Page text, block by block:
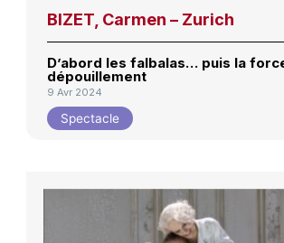
BIZET, Carmen – Zurich
D’abord les falbalas… puis la
dépouillement
9 Avr 2024
Spectacle